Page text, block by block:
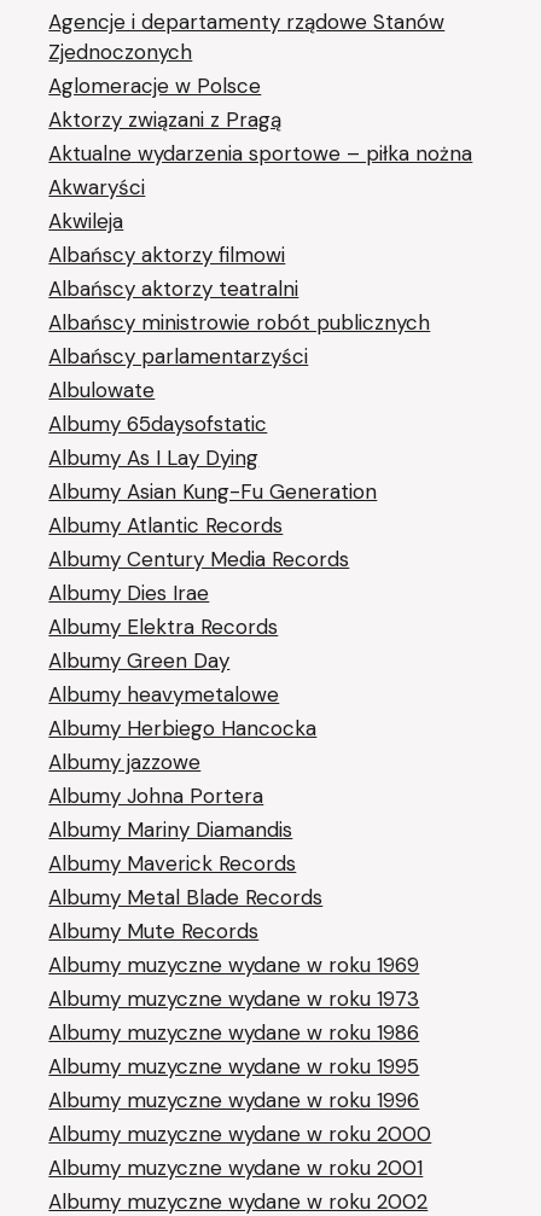
Agencje i departamenty rządowe Stanów
Zjednoczonych
Aglomeracje w Polsce
Aktorzy związani z Pragą
Aktualne wydarzenia sportowe – piłka nożna
Akwaryści
Akwileja
Albańscy aktorzy filmowi
Albańscy aktorzy teatralni
Albańscy ministrowie robót publicznych
Albańscy parlamentarzyści
Albulowate
Albumy 65daysofstatic
Albumy As I Lay Dying
Albumy Asian Kung-Fu Generation
Albumy Atlantic Records
Albumy Century Media Records
Albumy Dies Irae
Albumy Elektra Records
Albumy Green Day
Albumy heavymetalowe
Albumy Herbiego Hancocka
Albumy jazzowe
Albumy Johna Portera
Albumy Mariny Diamandis
Albumy Maverick Records
Albumy Metal Blade Records
Albumy Mute Records
Albumy muzyczne wydane w roku 1969
Albumy muzyczne wydane w roku 1973
Albumy muzyczne wydane w roku 1986
Albumy muzyczne wydane w roku 1995
Albumy muzyczne wydane w roku 1996
Albumy muzyczne wydane w roku 2000
Albumy muzyczne wydane w roku 2001
Albumy muzyczne wydane w roku 2002